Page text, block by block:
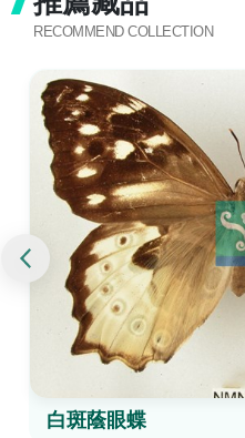
RECOMMEND COLLECTION
白斑蔭眼蝶